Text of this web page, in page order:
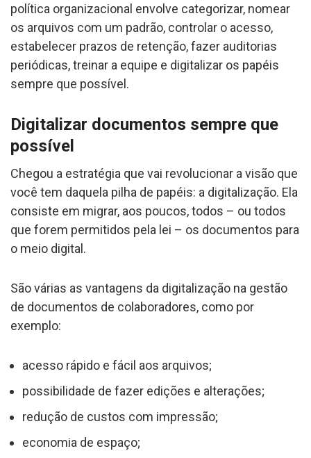
política organizacional envolve categorizar, nomear
os arquivos com um padrão, controlar o acesso,
estabelecer prazos de retenção, fazer auditorias
periódicas, treinar a equipe e digitalizar os papéis
sempre que possível.
Digitalizar documentos sempre que
possível
Chegou a estratégia que vai revolucionar a visão que
você tem daquela pilha de papéis: a digitalização. Ela
consiste em migrar, aos poucos, todos – ou todos
que forem permitidos pela lei – os documentos para
o meio digital.
São várias as vantagens da digitalização na gestão
de documentos de colaboradores, como por
exemplo:
acesso rápido e fácil aos arquivos;
possibilidade de fazer edições e alterações;
redução de custos com impressão;
economia de espaço;